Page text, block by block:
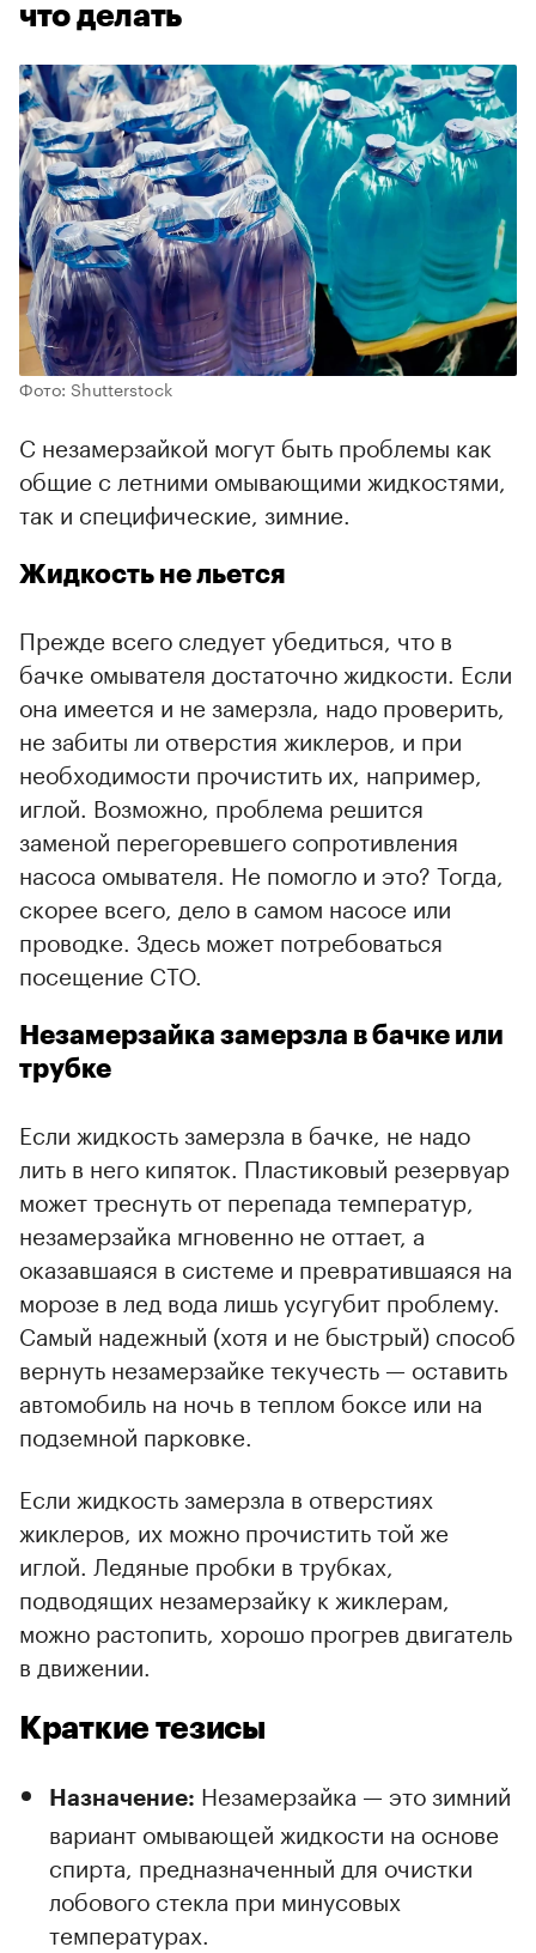
что делать
Фото: Shutterstock
С незамерзайкой могут быть проблемы как
общие с летними омывающими жидкостями,
так и специфические, зимние.
Жидкость не льется
Прежде всего следует убедиться, что в
бачке омывателя достаточно жидкости. Если
она имеется и не замерзла, надо проверить,
не забиты ли отверстия жиклеров, и при
необходимости прочистить их, например,
иглой. Возможно, проблема решится
заменой перегоревшего сопротивления
насоса омывателя. Не помогло и это? Тогда,
скорее всего, дело в самом насосе или
проводке. Здесь может потребоваться
посещение СТО.
Незамерзайка замерзла в бачке или
трубке
Если жидкость замерзла в бачке, не надо
лить в него кипяток. Пластиковый резервуар
может треснуть от перепада температур,
незамерзайка мгновенно не оттает, а
оказавшаяся в системе и превратившаяся на
морозе в лед вода лишь усугубит проблему.
Самый надежный (хотя и не быстрый) способ
вернуть незамерзайке текучесть — оставить
автомобиль на ночь в теплом боксе или на
подземной парковке.
Если жидкость замерзла в отверстиях
жиклеров, их можно прочистить той же
иглой. Ледяные пробки в трубках,
подводящих незамерзайку к жиклерам,
можно растопить, хорошо прогрев двигатель
в движении.
Краткие тезисы
Назначение: Незамерзайка — это зимний
вариант омывающей жидкости на основе
спирта, предназначенный для очистки
лобового стекла при минусовых
температурах.